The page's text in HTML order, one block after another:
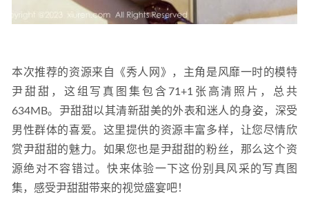
本次推荐的资源来自《秀人网》，主角是风靡一时的模特
尹甜甜，这组写真图集包含71+1张高清照片，总共
634MB。尹甜甜以其清新甜美的外表和迷人的身姿，深受
男性群体的喜爱。这里提供的资源丰富多样，让您尽情欣
赏尹甜甜的魅力。如果您也是尹甜甜的粉丝，那么这个资
源绝对不容错过。快来体验一下这份别具风采的写真图
集，感受尹甜甜带来的视觉盛宴吧！